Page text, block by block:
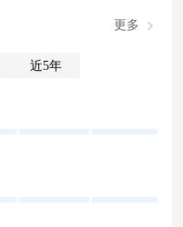
更多
近5年